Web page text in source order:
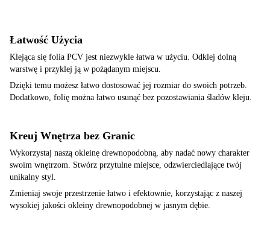
Łatwość Użycia
Klejąca się folia PCV jest niezwykle łatwa w użyciu. Odklej dolną
warstwę i przyklej ją w pożądanym miejscu.
Dzięki temu możesz łatwo dostosować jej rozmiar do swoich potrzeb.
Dodatkowo, folię można łatwo usunąć bez pozostawiania śladów kleju.
Kreuj Wnętrza bez Granic
Wykorzystaj naszą okleinę drewnopodobną, aby nadać nowy charakter
swoim wnętrzom. Stwórz przytulne miejsce, odzwierciedlające twój
unikalny styl.
Zmieniaj swoje przestrzenie łatwo i efektownie, korzystając z naszej
wysokiej jakości okleiny drewnopodobnej w jasnym dębie.